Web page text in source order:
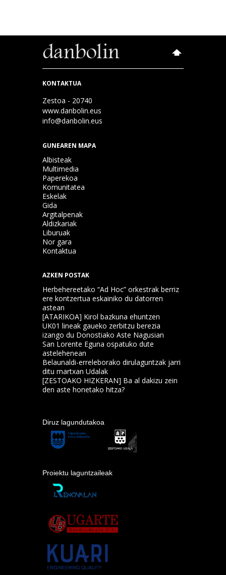
KONTAKTUA
Zestoa - 20740
www.danbolin.eus
info@danbolin.eus
GUNEAREN MAPA
Albisteak
Multimedia
Paperekoa
Komunitatea
Eskelak
Gida
Argitalpenak
Aldizkariak
Liburuak
Nor gara
Kontaktua
AZKEN POSTAK
Herbehereetako “Ad Hoc” orkestrak berriz
ere kontzertua eskainiko du datorren
astean
[ATARIKOA] Kirol bazkuna ehuntzen
UK01 lineak gaueko zerbitzu berezia
izango du Donostiako Aste Nagusian
San Lorente Eguna ospatuko dute
astelehenean
Belaunaldi-erreleborako dirulaguntzak jarri
ditu martxan Udalak
[ZESTOAKO HIZKERAN] Ba al dakizu zein
den aste honetako hitza?
Diruz lagundutakoa
Proiektu laguntzaileak